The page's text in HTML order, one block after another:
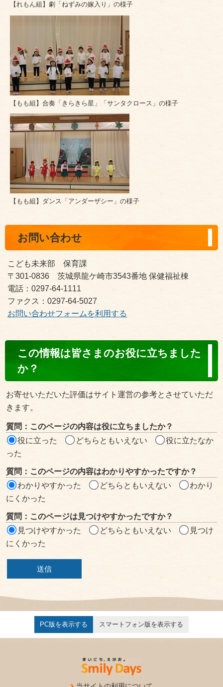
【れもん組】劇「ねずみの嫁入り」の様子
【もも組】合奏「きらきら星」「サンタクロース」の様子
【もも組】ダンス「アンダーザシー」の様子
お問い合わせ
こども未来部 保育課
〒301-0836 茨城県龍ケ崎市3543番地 保健福祉棟
電話：0297-64-1111
ファクス：0297-64-5027
お問い合わせフォームを利用する
ン
ン
ツ
価
ア
この情報は皆さまのお役に立ちました
か？
お寄せいただいた評価はサイト運営の参考とさせていただ
きます。
質問：このページの内容は役に立ちましたか？
役に立った
どちらともいえない
役に立たなか
った
質問：このページの内容はわかりやすかったですか？
わかりやすかった
どちらともいえない
わかり
にくかった
質問：このページは見つけやすかったですか？
見つけやすかった
どちらともいえない
見つけ
にくかった
PC版を表示する スマートフォン版を表示する